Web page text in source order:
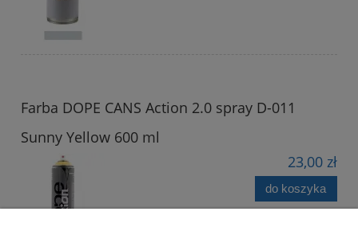
Farba DOPE CANS Action 2.0 spray D-011
Sunny Yellow 600 ml
23,00 zł
do koszyka